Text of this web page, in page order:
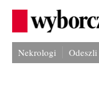
Nekrologi Odeszli